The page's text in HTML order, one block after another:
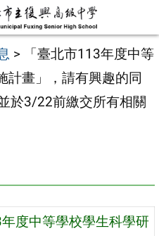
>
「臺北市113年度中等
計畫」，請有興趣的同
於3/22前繳交所有相關
年度中等學校學生科學研